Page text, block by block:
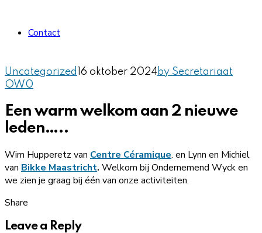
Contact
Uncategorized 16 oktober 2024 by Secretariaat
OW0
Een warm welkom aan 2 nieuwe
leden…..
Wim Hupperetz van Centre Céramique. en Lynn en Michiel
van Bikke Maastricht. Welkom bij Ondernemend Wyck en
we zien je graag bij één van onze activiteiten.
Share
Leave a Reply